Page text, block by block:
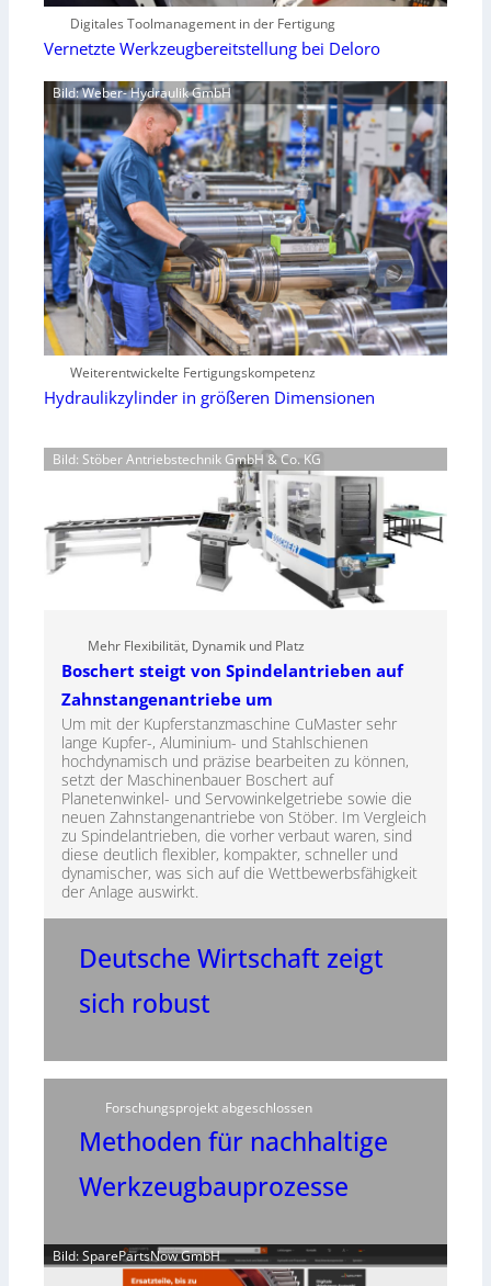
Digitales Toolmanagement in der Fertigung
Vernetzte Werkzeugbereitstellung bei Deloro
Bild: Weber- Hydraulik GmbH
Weiterentwickelte Fertigungskompetenz
Hydraulikzylinder in größeren Dimensionen
Bild: Stöber Antriebstechnik GmbH & Co. KG
Mehr Flexibilität, Dynamik und Platz
Boschert steigt von Spindelantrieben auf
Zahnstangenantriebe um
Um mit der Kupferstanzmaschine CuMaster sehr
lange Kupfer-, Aluminium- und Stahlschienen
hochdynamisch und präzise bearbeiten zu können,
setzt der Maschinenbauer Boschert auf
Planetenwinkel- und Servowinkelgetriebe sowie die
neuen Zahnstangenantriebe von Stöber. Im Vergleich
zu Spindelantrieben, die vorher verbaut waren, sind
diese deutlich flexibler, kompakter, schneller und
dynamischer, was sich auf die Wettbewerbsfähigkeit
der Anlage auswirkt.
Deutsche Wirtschaft zeigt
sich robust
Forschungsprojekt abgeschlossen
Methoden für nachhaltige
Werkzeugbauprozesse
Bild: SparePartsNow GmbH